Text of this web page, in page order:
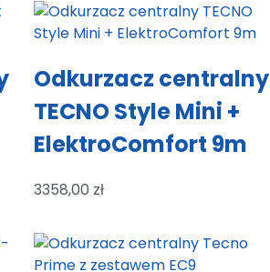
Odkurzacz centralny
TECNO Style Mini +
ElektroComfort 9m
3358,00 zł